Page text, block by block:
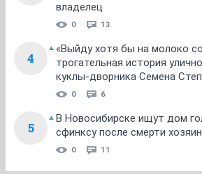
владелец
0 13
4
«Выйду хотя бы на молоко
трогательная история
куклы-дворника Семена
0 6
5
В Новосибирске ищут дом
сфинксу после смерти
0 11